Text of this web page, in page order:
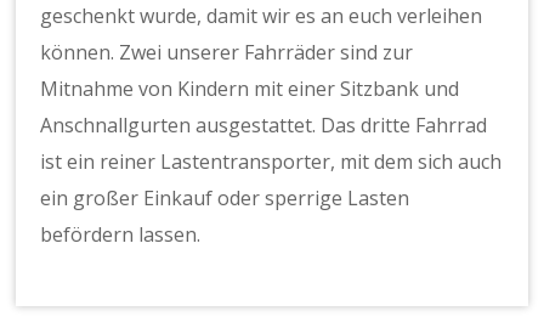
geschenkt wurde, damit wir es an euch verleihen
können. Zwei unserer Fahrräder sind zur
Mitnahme von Kindern mit einer Sitzbank und
Anschnallgurten ausgestattet. Das dritte Fahrrad
ist ein reiner Lastentransporter, mit dem sich auch
ein großer Einkauf oder sperrige Lasten
befördern lassen.